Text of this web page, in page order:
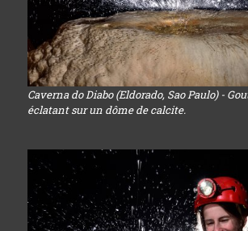
Caverna do Diabo (Eldorado, Sao Paulo) -
éclatant sur un dôme de calcite.